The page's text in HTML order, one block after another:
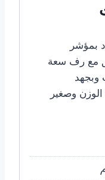
مزود بمؤشر
مع رف سعة
بقوة 1000 وات وبجهد
خفيف الوزن وصغير